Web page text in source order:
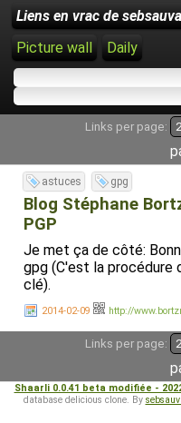
Liens en vrac de
Picture wall
Daily
Links per page:
astuces gpg
Blog Stéphane
PGP
Je met ça de côté:
gpg (C'est la procédure
clé).
2014-02-09 http://
Links per page:
Shaarli 0.0.41 beta modifiée -
database delicious clone. By